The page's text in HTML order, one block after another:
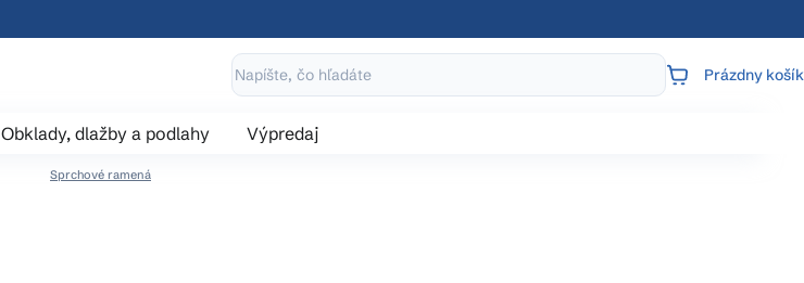
NÁKUPNÝ
Prázdny košík
Obklady, dlažby a podlahy Výpredaj
Sprchové ramená